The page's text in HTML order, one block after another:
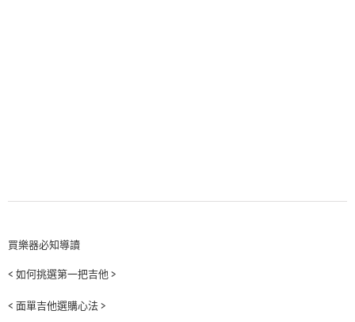
買樂器必知導讀
< 如何挑選第一把吉他 >
< 面單吉他選購心法 >